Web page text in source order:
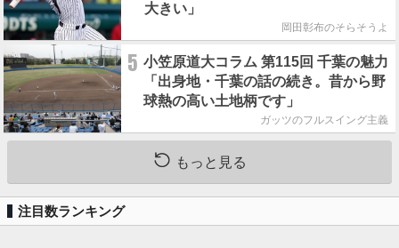
大きい」
岡田彰布のそらそうよ
5 小笠原道大コラム 第115回 千葉の魅力
「出身地・千葉の話の続き。昔から野
球熱の高い土地柄です」
ガッツのフルスイング主義
もっと見る
注目数ランキング